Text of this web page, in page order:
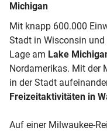
Michigan
Mit knapp 600.000
Stadt in Wisconsin
Lage am Lake
Nordamerikas. Mit der
in der Stadt
Freizeitaktivitäten in
Auf einer Milwaukee-